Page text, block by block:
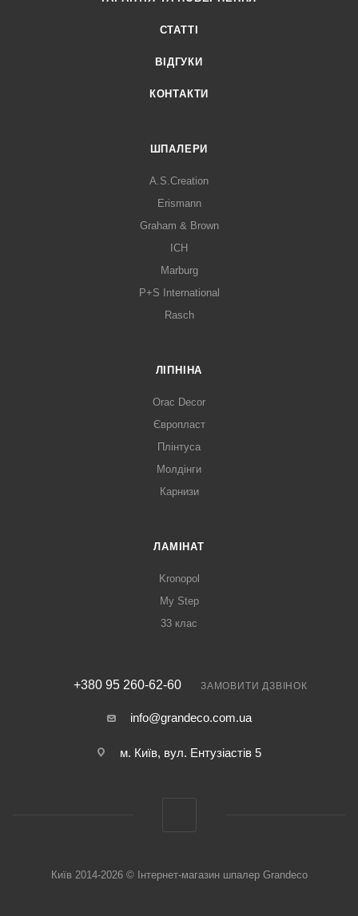
СТАТТІ
ВІДГУКИ
КОНТАКТИ
ШПАЛЕРИ
A.S.Creation
Erismann
Graham & Brown
ICH
Marburg
P+S International
Rasch
ЛІПНІНА
Orac Decor
Європласт
Плінтуса
Молдінги
Карнизи
ЛАМІНАТ
Kronopol
My Step
33 клас
+380 95 260-62-60 ЗАМОВИТИ ДЗВІНОК
info@grandeco.com.ua
м. Київ, вул. Ентузіастів 5
Київ 2014-2026 © Інтернет-магазин шпалер Grandeco